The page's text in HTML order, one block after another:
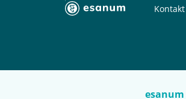
esanum
Kontakt